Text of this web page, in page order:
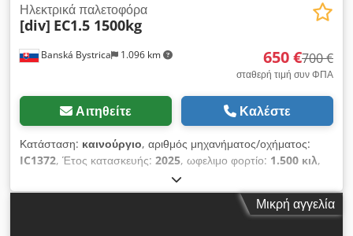
Banská Bystrica 1.096 km
Ηλεκτρικά παλετοφόρα
[div] EC1.5 1500kg
650 €700 €
σταθερή τιμή συν ΦΠΑ
Αιτηθείτε Καλέστε
Κατάσταση: καινούργιο, αριθμός μηχανήματος/οχήματος:
IC1372, Έτος κατασκευής: 2025, ωφελιμο φορτίο: 1.500 κιλ,
, τύπος ιστού:
Αριθμός Σειράς: 200276776 Dwedpfx Akoy I Hqre Dja
Δυνατότητα διεθνούς μεταφοράς/Διαθέσιμη διεθνής παράδοση.
Μικρή αγγελία